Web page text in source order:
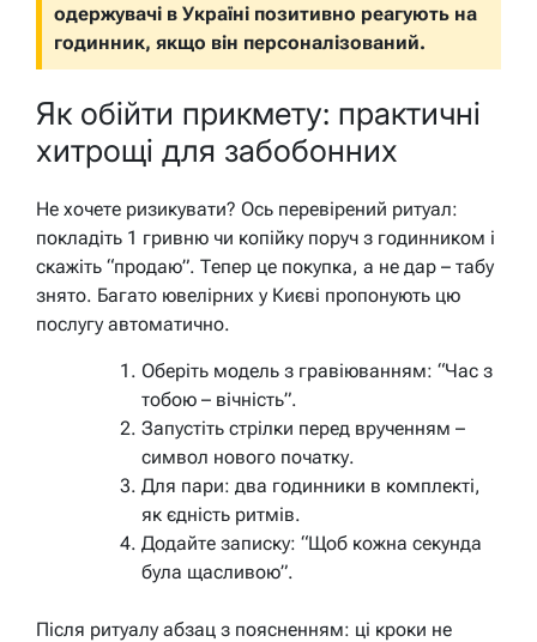
одержувачі в Україні позитивно реагують на
годинник, якщо він персоналізований.
Як обійти прикмету: практичні
хитрощі для забобонних
Не хочете ризикувати? Ось перевірений ритуал:
покладіть 1 гривню чи копійку поруч з годинником і
скажіть “продаю”. Тепер це покупка, а не дар – табу
знято. Багато ювелірних у Києві пропонують цю
послугу автоматично.
Оберіть модель з гравіюванням: “Час з
тобою – вічність”.
Запустіть стрілки перед врученням –
символ нового початку.
Для пари: два годинники в комплекті,
як єдність ритмів.
Додайте записку: “Щоб кожна секунда
була щасливою”.
Після ритуалу абзац з поясненням: ці кроки не